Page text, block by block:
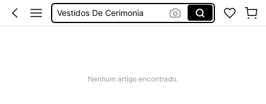
Vestidos De Cerimonia
Nenhum artigo encontrado.